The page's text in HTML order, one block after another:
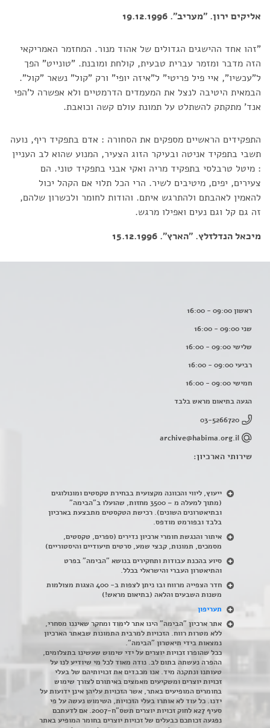
אליקים ירון. "מעריב". 19.12.1996
"זהו אחד ההישגים הגדולים של אהוד מנור. המחזמר האמריקאי
הזה מדבר ומזמר עברית טבעית, קולחת ומובנת. "טונייט" הפך
ל"עכשיו", איי פיל פריטי" ל"איזה יופי" ורק "קול" נשאר "קול".
הבמאית היטיבה לנצל את המעמדים הדרמטיים ולא אפשרה ל'הפי
אנד' מתקתק להשתלט על תמונת עולם קשה וכואבת.
התפקידים הראשיים מספקים את הסחורה : אדם בתפקיד ריף, נועה
תשבי בתפקיד אניטה ובעיקר הזוג הצעיר, המנוע שהוא לב העניין
: מיטל טרבלסי בתפקיד מריה ואקי אבני בתפקיד טוני. הם
צעירים, יפים, מיטיבים לשיר. הרי הכל תלוי אם הקהל יכול
להאמין לאהבתם ולהתרגש איתם. והודות לחומר ולכשרון שלהם,
זה גם קל וגם נעים ואפילו מרגש.
מיכאל הנדלזלץ. "הארץ". 15.12.1996
ראשון 09:00 - 16:00
שני 09:00 - 16:00
שלישי 09:00 - 16:00
רביעי 09:00 - 16:00
חמישי 09:00 - 16:00
הגעה בתיאום מראש בלבד
03-5266720
archive@habima.org.il
שירותי הארכיון:
ייעוץ, ליווי והכוונה מקצועית בבחירת טקסטים ומונולוגים
(מתוך למעלה מ – 3500 מחזות, שהועלו ב"הבימה"
ובתיאטרונים השונים). רכישת הטקסטים מתבצעת בארכיון
בלבד ובפורמט מודפס.
איתור והנגשת חומרי ארכיון נדירים (ספרים, טקסטים,
מסמכים, תמונות, קבצי שמע, סרטים תיעודיים והיסטוריים)
סיוע בהכנת עבודות ותחקירים בנושא "הבימה" בפרט
והתיאטרון העברי והישראלי בכלל.
חדר הצפייה מרווח ובו ניתן לצפות ב- 400 הצגות מצולמות
משנות השבעים והלאה (בתיאום מראש!)
תעריפון
אתר ארכיון "הבימה" הינו אתר לימוד ומחקר שאיננו מסחרי,
ללא מטרות רווח. הזכויות למרבית התמונות שבאתר הארכיון
נמצאות בידי תיאטרון "הבימה".
ככל שהופרו זכויות יוצרים על ידי שימוש שעשינו בתצלומים,
ההפרה נעשתה בתום לב. נודה מאוד לכל מי שיודיע לנו על
טעותנו ונתקנה מיד. אנו מכבדים את זכויותיהם של בעלי
זכויות יוצרים ומשקיעים מאמצים באיתורם לצורך שימוש
בחומרים המופיעים באתר, אשר הזכויות עליהן אינן ידועות על
ידנו. כל עוד לא אותרו בעלי הזכויות, השימוש נעשה על פי
סעיף 27א לחוק זכויות יוצרים תשס"ח-2007. אם לדעתכם
נפגעה זכותכם כבעלים של זכויות יוצרים בחומר המופיע באתר